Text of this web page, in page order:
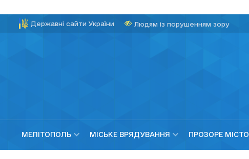
Державні сайти України Людям із порушенням зору
МЕЛІТОПОЛЬ МІСЬКЕ ВРЯДУВАННЯ ПРОЗОРЕ МІСТО